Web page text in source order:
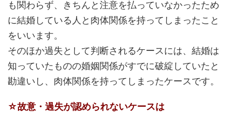
も関わらず、きちんと注意を払っていなかったため
に結婚している人と肉体関係を持ってしまったこと
をいいます。
そのほか過失として判断されるケースには、結婚は
知っていたものの婚姻関係がすでに破綻していたと
勘違いし、肉体関係を持ってしまったケースです。
☆故意・過失が認められないケースは